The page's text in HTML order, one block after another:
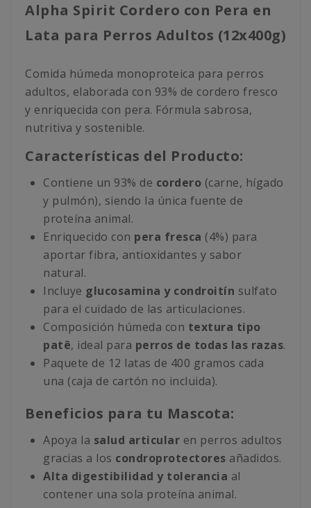
Alpha Spirit Cordero con Pera en
Lata para Perros Adultos (12x400g)
Comida húmeda monoproteica para perros
adultos, elaborada con 93% de cordero fresco
y enriquecida con pera. Fórmula sabrosa,
nutritiva y sostenible.
Características del Producto:
Contiene un 93% de cordero (carne, hígado
y pulmón), siendo la única fuente de
proteína animal.
Enriquecido con pera fresca (4%) para
aportar fibra, antioxidantes y sabor
natural.
Incluye glucosamina y condroitín sulfato
para el cuidado de las articulaciones.
Composición húmeda con textura tipo
patê, ideal para perros de todas las razas.
Paquete de 12 latas de 400 gramos cada
una (caja de cartón no incluida).
Beneficios para tu Mascota:
Apoya la salud articular en perros adultos
gracias a los condroprotectores añadidos.
Alta digestibilidad y tolerancia al
contener una sola proteína animal.